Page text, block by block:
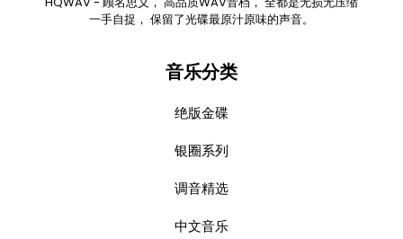
一手自捉， 保留了光碟最原汁原味的声音。
音乐分类
绝版金碟
银圈系列
调音精选
中文音乐